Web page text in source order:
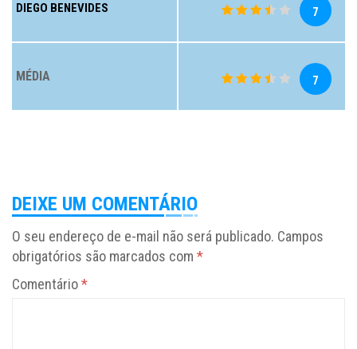
DIEGO BENEVIDES 7
MÉDIA 7
DEIXE UM COMENTÁRIO
O seu endereço de e-mail não será publicado. Campos
obrigatórios são marcados com *
Comentário*